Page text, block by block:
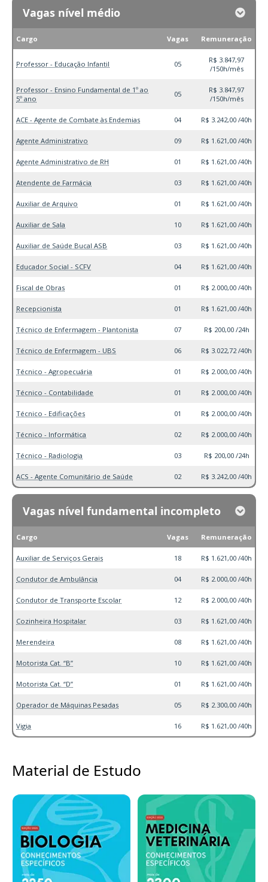
Vagas nível médio
Cargo Vagas Remuneração
Professor - Educação Infantil 05
R$ 3.847,97
/150h/mês
Professor - Ensino Fundamental de 1º ao
5º ano
05
R$ 3.847,97
/150h/mês
ACE - Agente de Combate às Endemias 04 R$ 3.242,00 /40h
Agente Administrativo 09 R$ 1.621,00 /40h
Agente Administrativo de RH 01 R$ 1.621,00 /40h
Atendente de Farmácia 03 R$ 1.621,00 /40h
Auxiliar de Arquivo 01 R$ 1.621,00 /40h
Auxiliar de Sala 10 R$ 1.621,00 /40h
Auxiliar de Saúde Bucal ASB 03 R$ 1.621,00 /40h
Educador Social - SCFV 04 R$ 1.621,00 /40h
Fiscal de Obras 01 R$ 2.000,00 /40h
Recepcionista 01 R$ 1.621,00 /40h
Técnico de Enfermagem - Plantonista 07 R$ 200,00 /24h
Técnico de Enfermagem - UBS 06 R$ 3.022,72 /40h
Técnico - Agropecuária 01 R$ 2.000,00 /40h
Técnico - Contabilidade 01 R$ 2.000,00 /40h
Técnico - Edificações 01 R$ 2.000,00 /40h
Técnico - Informática 02 R$ 2.000,00 /40h
Técnico - Radiologia 03 R$ 200,00 /24h
ACS - Agente Comunitário de Saúde 02 R$ 3.242,00 /40h
Vagas nível fundamental incompleto
Cargo Vagas Remuneração
Auxiliar de Serviços Gerais 18 R$ 1.621,00 /40h
Condutor de Ambulância 04 R$ 2.000,00 /40h
Condutor de Transporte Escolar 12 R$ 2.000,00 /40h
Cozinheira Hospitalar 03 R$ 1.621,00 /40h
Merendeira 08 R$ 1.621,00 /40h
Motorista Cat. “B” 10 R$ 1.621,00 /40h
Motorista Cat. “D” 01 R$ 1.621,00 /40h
Operador de Máquinas Pesadas 05 R$ 2.300,00 /40h
Vigia 16 R$ 1.621,00 /40h
Material de Estudo